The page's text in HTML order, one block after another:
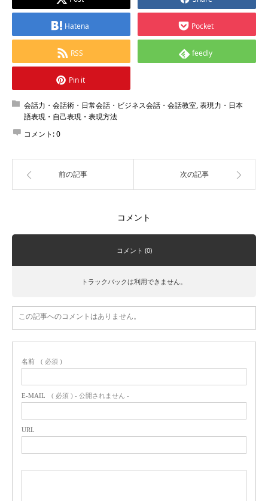
Hatena Pocket
RSS feedly
Pin it
会話力・会話術・日常会話・ビジネス会話・会話教室,表現力・日本
語表現・自己表現・表現方法
コメント:0
前の記事 次の記事
コメント
コメント (0)
トラックバックは利用できません。
この記事へのコメントはありません。
名前 ( 必須 )
E-MAIL ( 必須 ) - 公開されません -
URL